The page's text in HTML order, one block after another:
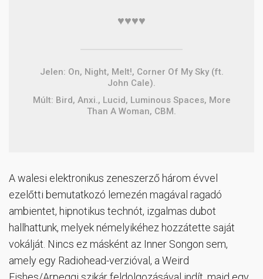
♥♥♥♥
Jelen: On, Night, Melt!, Corner Of My Sky (ft.
John Cale).
Múlt: Bird, Anxi., Lucid, Luminous Spaces, More
Than A Woman, CBM.
A walesi elektronikus zeneszerző három évvel
ezelőtti bemutatkozó lemezén magával ragadó
ambientet, hipnotikus technót, izgalmas dubot
hallhattunk, melyek némelyikéhez hozzátette saját
vokálját. Nincs ez másként az Inner Songon sem,
amely egy Radiohead-verzióval, a Weird